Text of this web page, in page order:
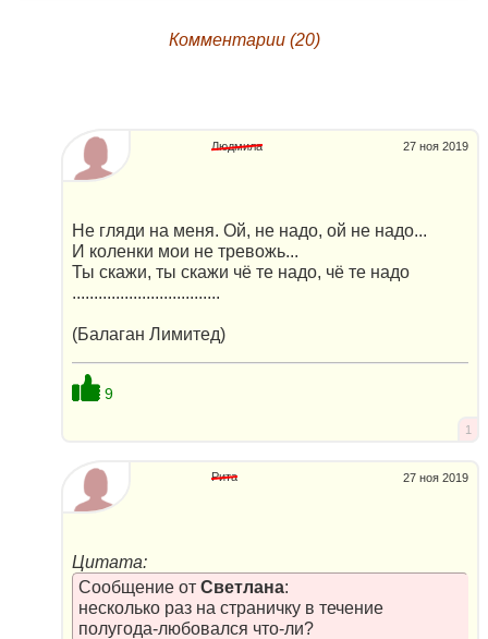
Комментарии (20)
27 ноя 2019
Людмила
Не гляди на меня. Ой, не надо, ой не надо...
И коленки мои не тревожь...
Ты скажи, ты скажи чё те надо, чё те надо
..................................
(Балаган Лимитед)
9
1
27 ноя 2019
Рита
Цитата:
Сообщение от Светлана:
несколько раз на страничку в течение
полугода-любовался что-ли?